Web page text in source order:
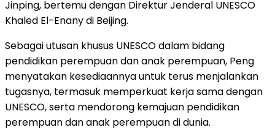
Jinping, bertemu dengan Direktur Jenderal UNESCO
Khaled El-Enany di Beijing.
Sebagai utusan khusus UNESCO dalam bidang
pendidikan perempuan dan anak perempuan, Peng
menyatakan kesediaannya untuk terus menjalankan
tugasnya, termasuk memperkuat kerja sama dengan
UNESCO, serta mendorong kemajuan pendidikan
perempuan dan anak perempuan di dunia.